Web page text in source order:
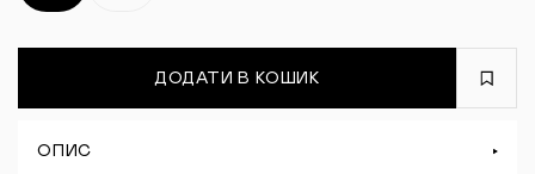
ДОДАТИ В КОШИК
ОПИС